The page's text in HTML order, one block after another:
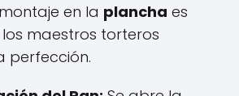
en la plancha es
maestros torteros
perfección.